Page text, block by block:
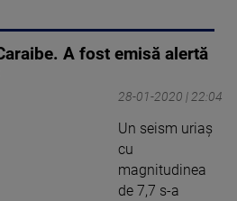
A fost emisă alertă
28-01-2020 | 22:04
Un seism uriaș
cu
magnitudinea
de 7,7 s-a